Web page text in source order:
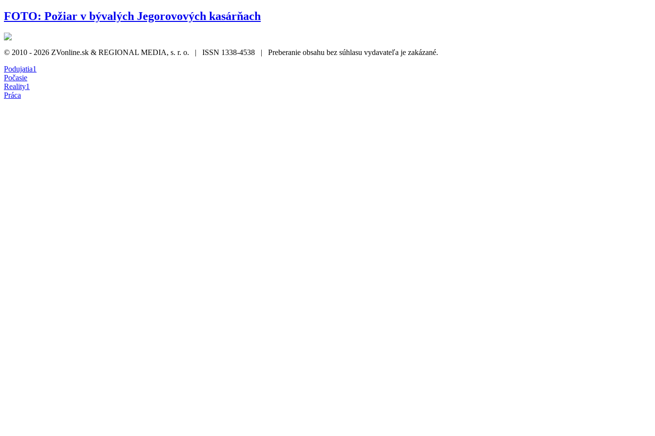
FOTO: Požiar v bývalých Jegorovových kasárňach
© 2010 - 2026 ZVonline.sk & REGIONAL MEDIA, s. r. o. | ISSN 1338-4538 | Preberanie obsahu bez súhlasu vydavateľa je zakázané.
Podujatia1
Počasie
Reality1
Práca